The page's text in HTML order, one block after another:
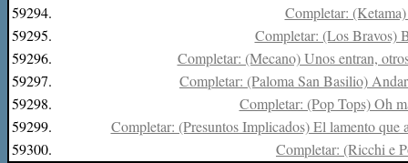
59294.
Completar:
59295.
Completar: (Los Bravos)
59296.
Completar: (Mecano) Unos entran,
59297.
Completar: (Paloma San Basilio)
59298.
Completar: (Pop Tops) Oh
59299.
Completar: (Presuntos Implicados) El lamento que
59300.
Completar: (Ricchi e